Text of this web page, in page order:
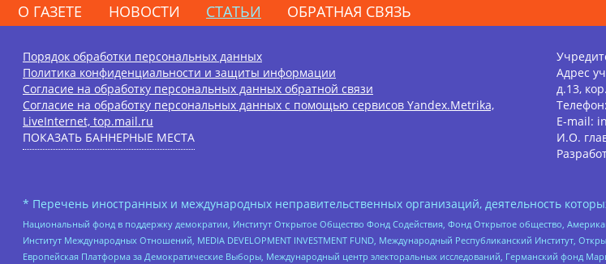
О ГАЗЕТЕ НОВОСТИ СТАТЬИ ОБРАТНАЯ СВЯЗЬ
Порядок обработки персональных данных
Политика конфиденциальности и защиты информации
Согласие на обработку персональных данных обратной связи
Согласие на обработку персональных данных с помощью сервисов Yandex.Metrika,
LiveInternet, top.mail.ru
ПОКАЗАТЬ БАННЕРНЫЕ МЕСТА
Адрес
д.13,
E-mail:
И.О.
* Перечень иностранных и международных неправительственных организаций, деятельность
Национальный фонд в поддержку демократии, Институт Открытое Общество Фонд Содействия, Фонд Открытое общество,
Институт Международных Отношений, MEDIA DEVELOPMENT INVESTMENT FUND, Международный Республиканский Институт,
Европейская Платформа за Демократические Выборы, Международный центр электоральных исследований, Германский фонд